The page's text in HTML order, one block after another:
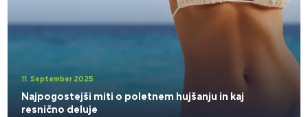
11. September 2025
Najpogostejši miti o poletnem hujšanju in kaj
resnično deluje